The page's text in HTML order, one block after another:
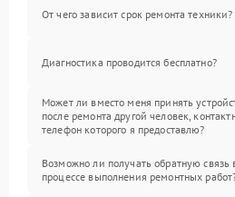
От чего зависит срок ремонта техники?
Диагностика проводится бесплатно?
Может ли вместо меня принять
после ремонта другой человек,
телефон которого я предоставлю?
Возможно ли получать обратную связь
процессе выполнения ремонтных